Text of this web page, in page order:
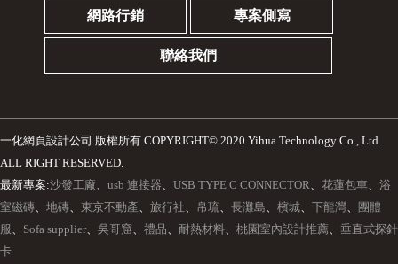
網路行銷 專案側寫
聯絡我們
一化網頁設計公司
版權所有 COPYRIGHT© 2020 Yihua Technology Co., Ltd.
ALL RIGHT RESERVED.
最新專案:沙發工廠、 usb 連接器、 USB TYPE C CONNECTOR、 花蓮包車、 浴
室磁磚、 地磚、 東京不動產、 旅行社、 帛琉、 長灘島、 檳城、 下龍灣、
團體
服、 Sofa supplier、 吳哥窟、 禮品、 耐熱材料、 桃園室內設計推薦、 垂直式探針
卡